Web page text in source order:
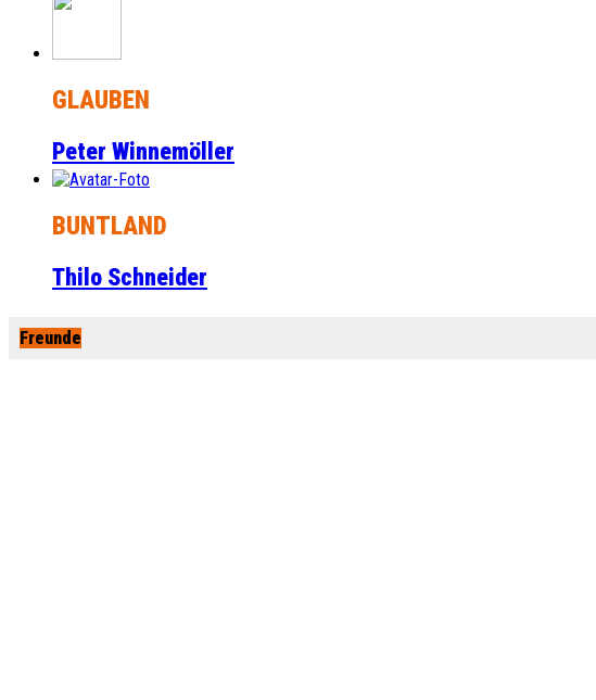
GLAUBEN
Peter Winnemöller
BUNTLAND
Thilo Schneider
Freunde